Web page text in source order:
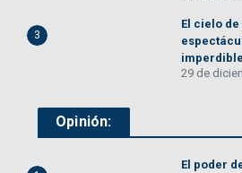
3
El cielo de
imperdible
29 de
Opinión:
El poder